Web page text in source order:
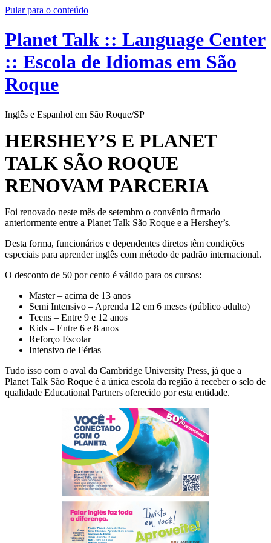
Pular para o conteúdo
Planet Talk :: Language Center
:: Escola de Idiomas em São
Roque
Inglês e Espanhol em São Roque/SP
HERSHEY’S E PLANET
TALK SÃO ROQUE
RENOVAM PARCERIA
Foi renovado neste mês de setembro o convênio firmado
anteriormente entre a Planet Talk São Roque e a Hershey’s.
Desta forma, funcionários e dependentes diretos têm condições
especiais para aprender inglês com método de padrão internacional.
O desconto de 50 por cento é válido para os cursos:
Master – acima de 13 anos
Semi Intensivo – Aprenda 12 em 6 meses (público adulto)
Teens – Entre 9 e 12 anos
Kids – Entre 6 e 8 anos
Reforço Escolar
Intensivo de Férias
Tudo isso com o aval da Cambridge University Press, já que a
Planet Talk São Roque é a única escola da região à receber o selo de
qualidade Educational Partners oferecido por esta entidade.